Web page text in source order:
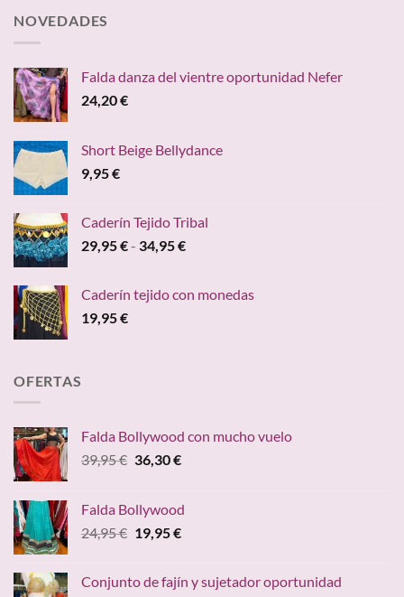
NOVEDADES
Falda danza del vientre oportunidad Nefer
24,20€
Short Beige Bellydance
9,95€
Caderín Tejido Tribal
29,95€- 34,95€Rango
desde
Caderín tejido con monedas
19,95€
OFERTAS
Falda Bollywood con mucho vuelo
39,95€ El
era:
39,95 €.
36,30€El
es:
36,30 €.
Falda Bollywood
24,95€ El
era:
19,95€El
es:
Conjunto de fajín y sujetador oportunidad